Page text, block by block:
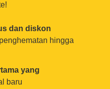
dan diskon
hingga
yang
baru